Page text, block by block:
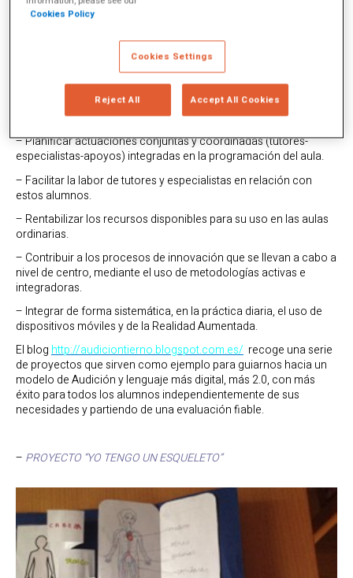
Gracias al cruce de evaluación, planificación, metodología,
tecnología, audición y lenguaje se pretende contribuir a la
integradas en las programaciones del aula ordinaria. Este
– Facilitar el acceso a la información y comunicación del
alumnado con necesidades educativas especiales en el área de
la comunicación, lenguaje y habla.
– Planificar actuaciones conjuntas y coordinadas (tutores-
especialistas-apoyos) integradas en la programación del aula.
– Facilitar la labor de tutores y especialistas en relación con
estos alumnos.
– Rentabilizar los recursos disponibles para su uso en las aulas
ordinarias.
– Contribuir a los procesos de innovación que se llevan a cabo a
nivel de centro, mediante el uso de metodologías activas e
integradoras.
– Integrar de forma sistemática, en la práctica diaria, el uso de
dispositivos móviles y de la Realidad Aumentada.
El bloghttp://audiciontierno.blogspot.com.es/ recoge una serie
de proyectos que sirven como ejemplo para guiarnos hacia un
modelo de Audición y lenguaje más digital, más 2.0, con más
éxito para todos los alumnos independientemente de sus
necesidades y partiendo de una evaluación fiable.
– PROYECTO “YO TENGO UN ESQUELETO”
Cookies Policy
Cookies Settings
Reject All Accept All Cookies